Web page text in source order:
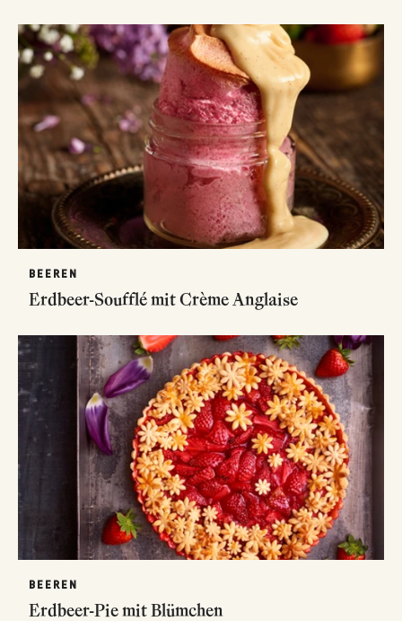
BEEREN
Erdbeer-Soufflé mit Crème Anglaise
BEEREN
Erdbeer-Pie mit Blümchen